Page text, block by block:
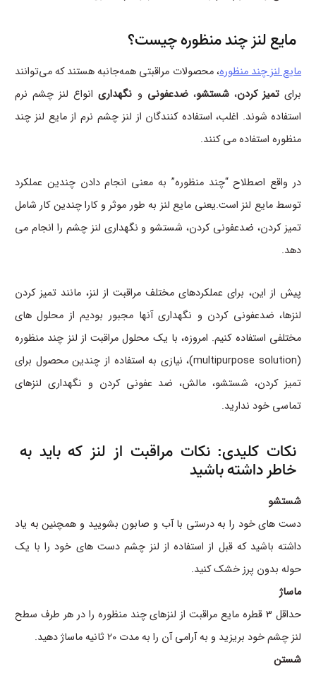
مایع لنز چند منظوره چیست؟
مایع لنز چند منظوره، محصولات مراقبتی همه‌جانبه هستند که می‌توانند
برایتمیز کردن،شستشو،ضدعفونی و نگهداریانواع لنز چشم نرم
استفاده شوند. اغلب، استفاده کنندگان از لنز چشم نرم از مایع لنز چند
منظوره استفاده می کنند.
در واقع اصطلاح “چند منظوره” به معنی انجام دادن چندین عملکرد
توسط مایع لنز است.یعنی مایع لنز به طور موثر و کارا چندین کار شامل
تمیز کردن، ضدعفونی کردن، شستشو و نگهداری لنز چشم را انجام می
دهد.
پیش از این، برای عملکردهای مختلف مراقبت از لنز، مانند تمیز کردن
لنزها، ضدعفونی کردن و نگهداری آنها مجبور بودیم از محلول های
مختلفی استفاده کنیم. امروزه، با یک محلول مراقبت از لنز چند منظوره
(multipurpose solution)، نیازی به استفاده از چندین محصول برای
تمیز کردن، شستشو، مالش، ضد عفونی کردن و نگهداری لنزهای
تماسی خود ندارید.
نکات کلیدی: نکات مراقبت از لنز که باید به
خاطر داشته باشید
شستشو
دست های خود را به درستی با آب و صابون بشویید و همچنین به یاد
داشته باشید که قبل از استفاده از لنز چشم دست های خود را با یک
حوله بدون پرز خشک کنید.
ماساژ
حداقل 3 قطره مایع مراقبت از لنزهای چند منظوره را در هر طرف سطح
لنز چشم خود بریزید و به آرامی آن را به مدت 20 ثانیه ماساژ دهید.
شستن